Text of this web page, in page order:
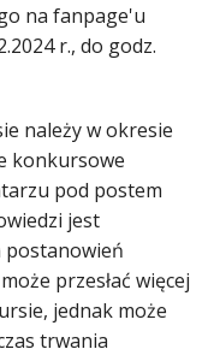
na fanpage'u
r., do godz.
należy w okresie
konkursowe
pod postem
jest
postanowień
przesłać więcej
jednak może
trwania